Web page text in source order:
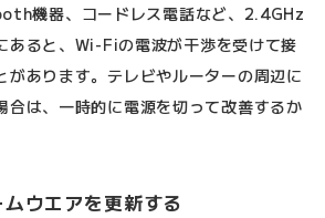
機器、コードレス電話など、2.4GHz
あると、Wi-Fiの電波が干渉を受けて接
があります。テレビやルーターの周辺に
合は、一時的に電源を切って改善するか
ウエアを更新する